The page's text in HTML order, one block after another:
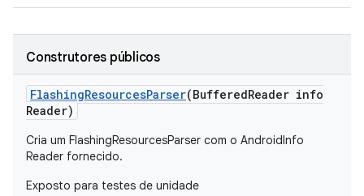
Construtores públicos
FlashingResourcesParser(BufferedReader info
Reader)
Cria um FlashingResourcesParser com o AndroidInfo
Reader fornecido.
Exposto para testes de unidade